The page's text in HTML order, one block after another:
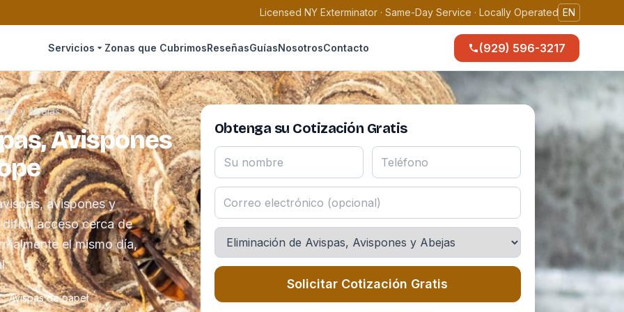
Licensed NY Exterminator · Same-Day Service · Locally Operated EN
Servicios Zonas que CubrimosReseñasGuíasNosotrosContacto (929) 596-3217
y Abejas
Avispones
avispones y
difícil acceso cerca de
el mismo día,
Avispas de papel
Obtenga su Cotización Gratis
Solicitar Cotización Gratis